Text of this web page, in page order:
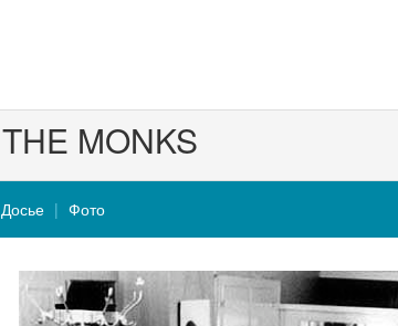
THE MONKS
Досье Фото